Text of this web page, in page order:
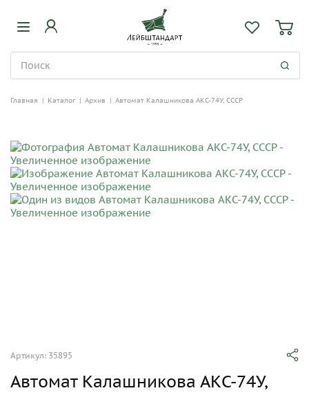
Главная | Каталог | Архив | Автомат Калашникова АКС-74У, СССР
Артикул: 35895
Автомат Калашникова АКС-74У,